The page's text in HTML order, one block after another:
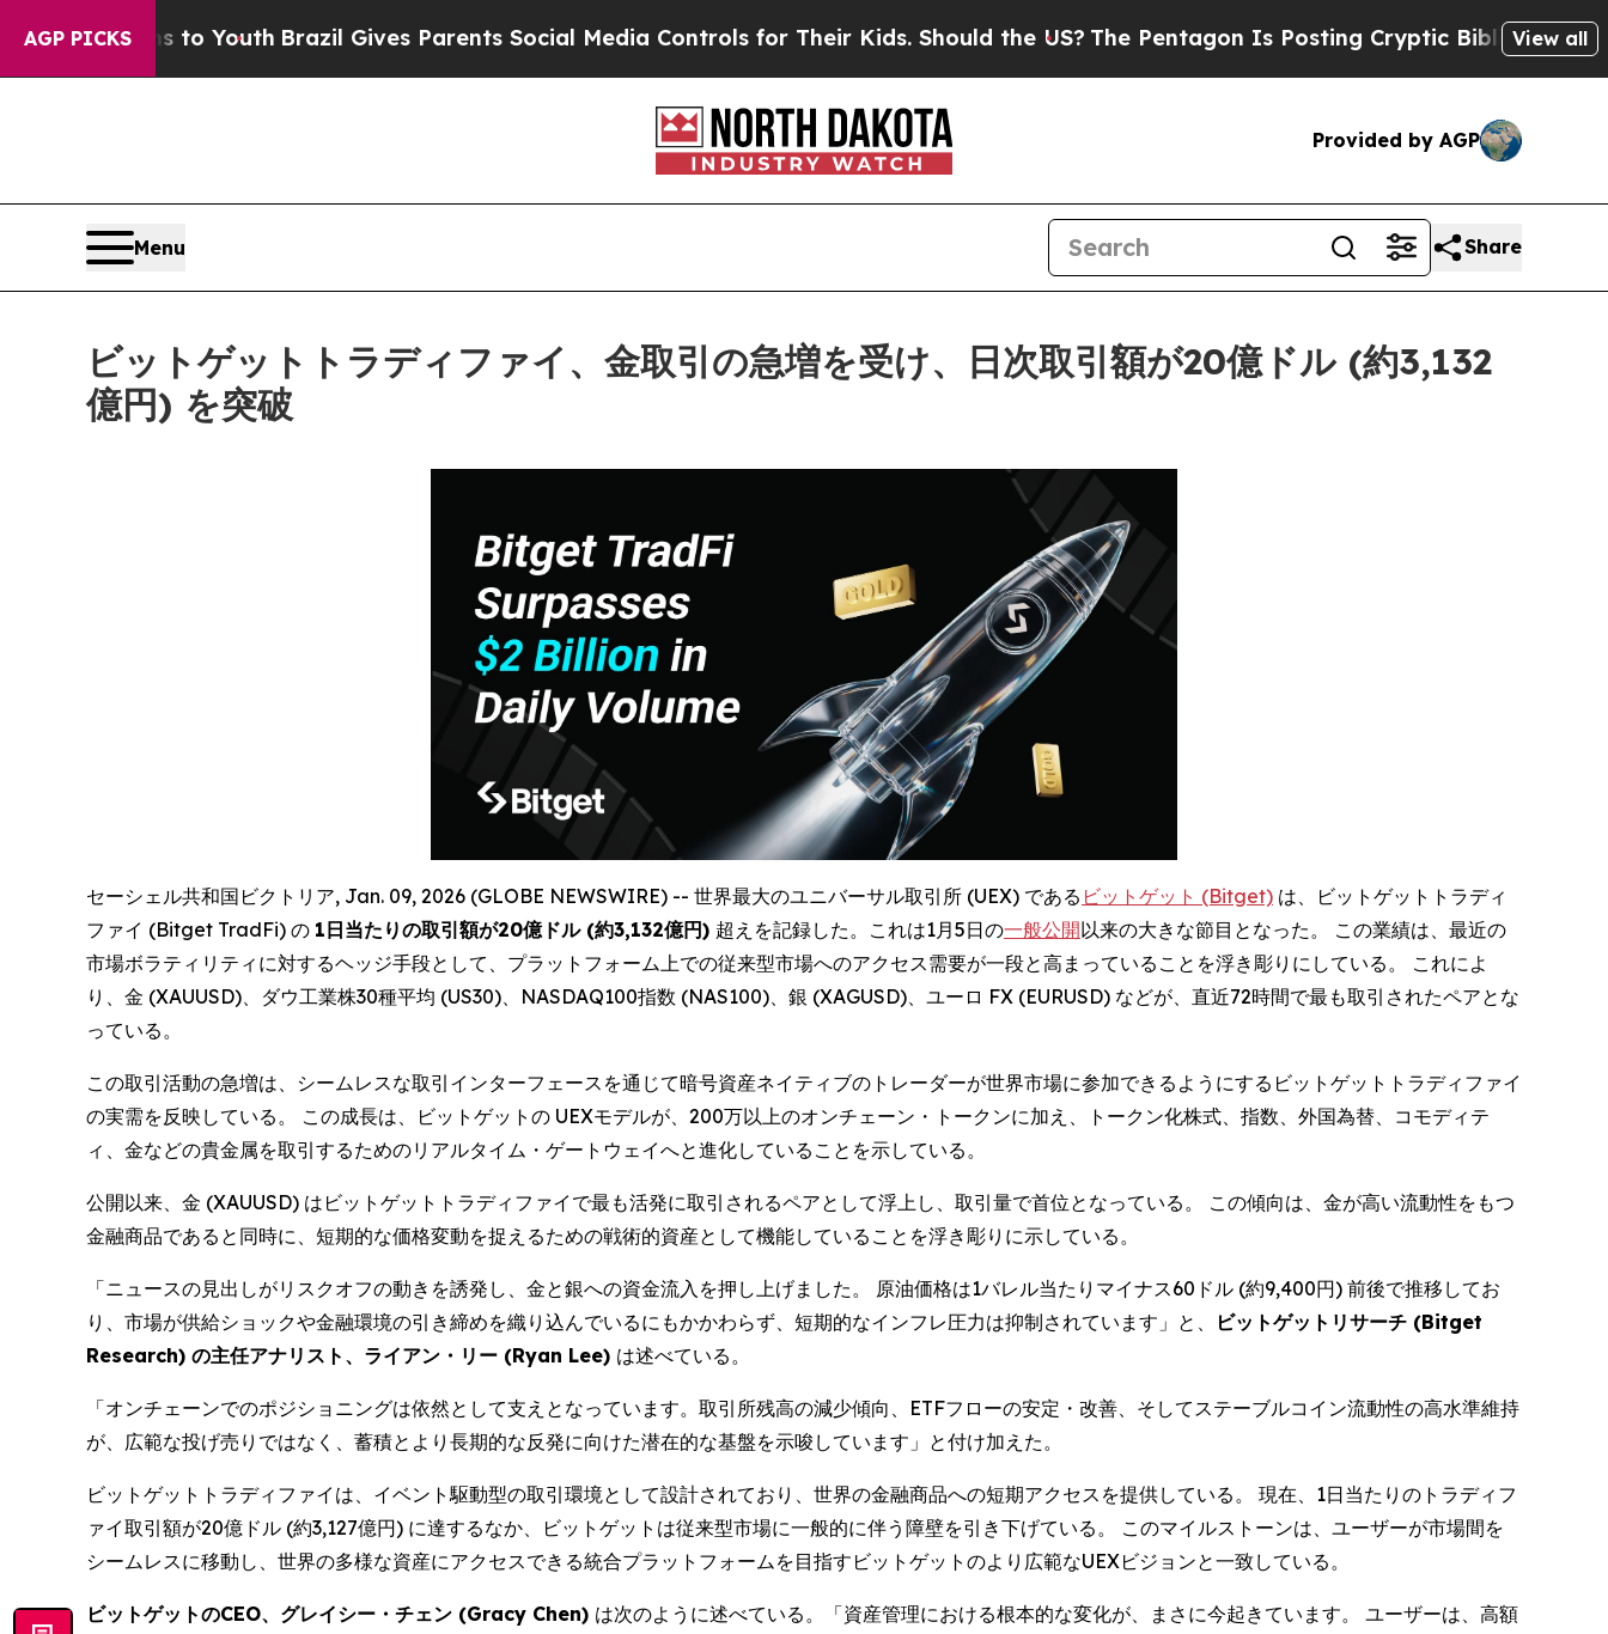
AGP PICKS
Harms to YouthBrazil Gives Parents Social Media Controls for Their Kids. Should the US?The Pentagon Is Posting Cryptic Biblical Messages
View all
Provided by AGP
Menu Share
ビットゲットトラディファイ、金取引の急増を受け、日次取引額が20億ドル (約3,132
億円) を突破
セーシェル共和国ビクトリア, Jan. 09, 2026 (GLOBE NEWSWIRE) -- 世界最大のユニバーサル取引所 (UEX) である ビットゲット (Bitget) は、ビットゲットトラディ
ファイ (Bitget TradFi) の 1日当たりの取引額が20億ドル (約3,132億円) 超えを記録した。これは1月5日の一般公開以来の大きな節目となった。 この業績は、最近の
市場ボラティリティに対するヘッジ手段として、プラットフォーム上での従来型市場へのアクセス需要が一段と高まっていることを浮き彫りにしている。 これによ
り、金 (XAUUSD)、ダウ工業株30種平均 (US30)、NASDAQ100指数 (NAS100)、銀 (XAGUSD)、ユーロ FX (EURUSD) などが、直近72時間で最も取引されたペアとな
っている。
この取引活動の急増は、シームレスな取引インターフェースを通じて暗号資産ネイティブのトレーダーが世界市場に参加できるようにするビットゲットトラディファイ
の実需を反映している。 この成長は、ビットゲットの UEXモデルが、200万以上のオンチェーン・トークンに加え、トークン化株式、指数、外国為替、コモディテ
ィ、金などの貴金属を取引するためのリアルタイム・ゲートウェイへと進化していることを示している。
公開以来、金 (XAUUSD) はビットゲットトラディファイで最も活発に取引されるペアとして浮上し、取引量で首位となっている。 この傾向は、金が高い流動性をもつ
金融商品であると同時に、短期的な価格変動を捉えるための戦術的資産として機能していることを浮き彫りに示している。
「ニュースの見出しがリスクオフの動きを誘発し、金と銀への資金流入を押し上げました。 原油価格は1バレル当たりマイナス60ドル (約9,400円) 前後で推移してお
り、市場が供給ショックや金融環境の引き締めを織り込んでいるにもかかわらず、短期的なインフレ圧力は抑制されています」と、
ビットゲットリサーチ (Bitget
Research) の主任アナリスト、ライアン・リー (Ryan Lee) は述べている。
「オンチェーンでのポジショニングは依然として支えとなっています。取引所残高の減少傾向、ETFフローの安定・改善、そしてステーブルコイン流動性の高水準維持
が、広範な投げ売りではなく、蓄積とより長期的な反発に向けた潜在的な基盤を示唆しています」と付け加えた。
ビットゲットトラディファイは、イベント駆動型の取引環境として設計されており、世界の金融商品への短期アクセスを提供している。 現在、1日当たりのトラディフ
ァイ取引額が20億ドル (約3,127億円) に達するなか、ビットゲットは従来型市場に一般的に伴う障壁を引き下げている。 このマイルストーンは、ユーザーが市場間を
シームレスに移動し、世界の多様な資産にアクセスできる統合プラットフォームを目指すビットゲットのより広範なUEXビジョンと一致している。
ビットゲットのCEO、グレイシー・チェン (Gracy Chen) は次のように述べている。「資産管理における根本的な変化が、まさに今起きています。 ユーザーは、高額